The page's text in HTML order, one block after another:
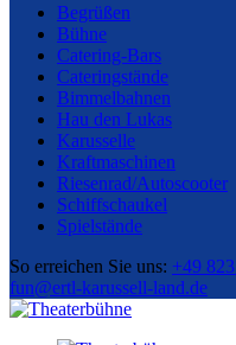
Begrüßen
Bühne
Catering-Bars
Cateringstände
Bimmelbahnen
Hau den Lukas
Karusselle
Kraftmaschinen
Riesenrad/Autoscooter
Schiffschaukel
Spielstände
So erreichen Sie uns: +49
fun@ertl-karussell-land.de